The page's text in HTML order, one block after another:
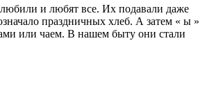
и любят все. Их подавали даже
праздничных хлеб. А затем « ы »
или чаем. В нашем быту они стали